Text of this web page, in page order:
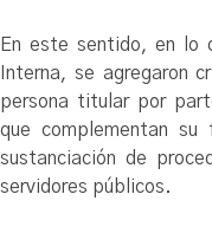
En este sentido, en lo
Interna, se agregaron
persona titular por
que complementan su
sustanciación de
servidores públicos.